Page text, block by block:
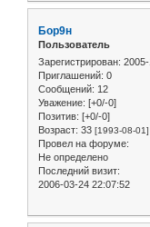
Бор9н
Пользователь
Зарегистрирован:
Приглашений: 0
Сообщений: 12
Уважение: [+0/-0]
Позитив: [+0/-0]
Возраст: 33 [1993-08-01]
Провел на форуме:
Не определено
Последний визит:
2006-03-24 22:07:52